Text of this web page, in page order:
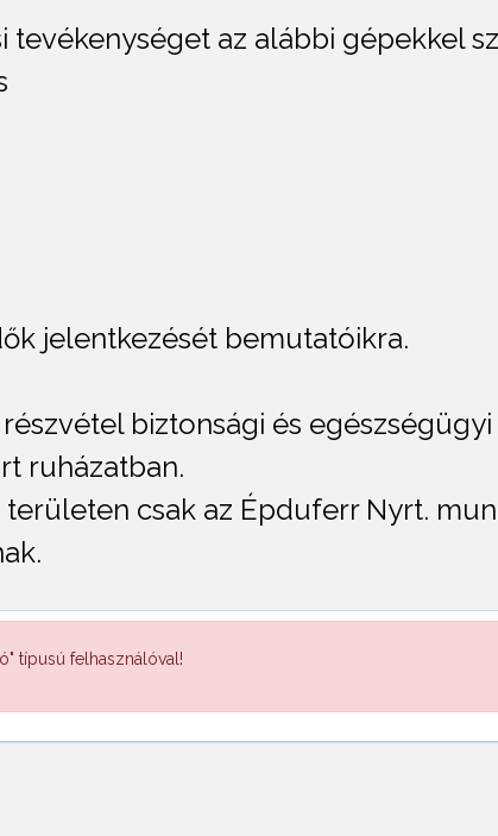
az alábbi gépekkel
jelentkezését bemutatóikra.
biztonsági és
ruházatban.
csak az Épduferr Nyrt.
típusú felhasználóval!